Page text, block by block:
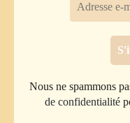
Nous ne spammons
de confidentialité